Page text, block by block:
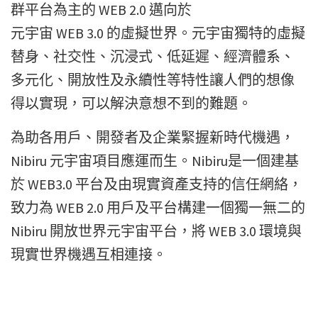
群平台為主的 WEB 2.0 邁向於
元宇宙 WEB 3.0 的虛擬世界。元宇宙獨特的虛擬
替身、社交性、沉浸式、低延遲、經濟體系、
多元化、開放性及永續性等特性讓人們的想像
得以實現，可以解決意想不到的難題。
為助各用戶、開發者及企業緊握新時代機遇，
Nibiru 元宇宙項目應運而生。Nibiru是一個建基
於 WEB3.0 平台及由現實資產支持的信任網絡，
致力為 WEB 2.0 用戶及平台構建一個獨一無二的
Nibiru 開放世界元宇宙平台，將 WEB 3.0 環境與
現實世界機遇互相連接。